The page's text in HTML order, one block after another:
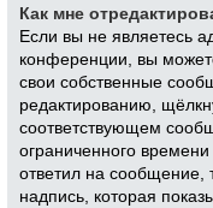
Как мне
Если вы не являетесь
конференции, вы
свои собственные
редактированию,
соответствующем
ограниченного
ответил на сообщение,
надпись, которая